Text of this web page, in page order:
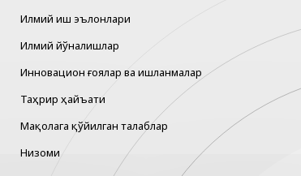
Илмий иш эълонлари
Илмий йўналишлар
Инновацион ғоялар ва ишланмалар
Таҳрир ҳайъати
Мақолага қўйилган талаблар
Низоми